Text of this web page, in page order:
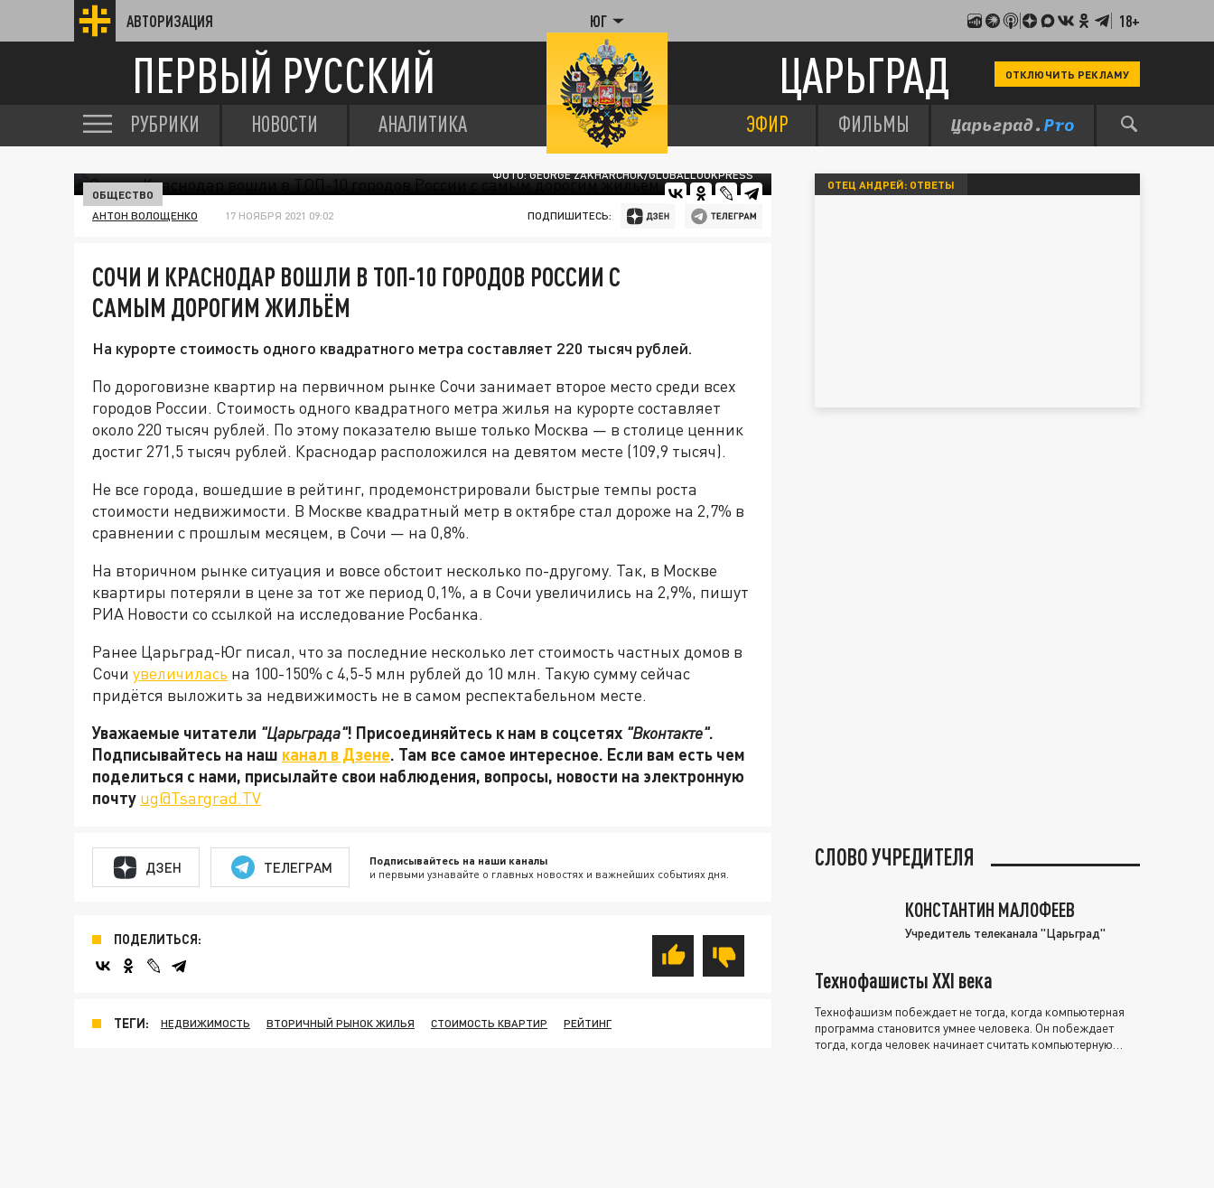
АВТОРИЗАЦИЯ ЮГ 18+
ПЕРВЫЙ РУССКИЙ ЦАРЬГРАД ОТКЛЮЧИТЬ РЕКЛАМУ
РУБРИКИ НОВОСТИ АНАЛИТИКА ЭФИР ФИЛЬМЫ
ФОТО: GEORGE ZAKHARCHUK/GLOBALLOOKPRESS
ОБЩЕСТВО
АНТОН ВОЛОЩЕНКО 17 НОЯБРЯ 2021 09:02 ПОДПИШИТЕСЬ:
СОЧИ И КРАСНОДАР ВОШЛИ В ТОП-10 ГОРОДОВ РОССИИ С
САМЫМ ДОРОГИМ ЖИЛЬЁМ
На курорте стоимость одного квадратного метра составляет 220 тысяч рублей.
По дороговизне квартир на первичном рынке Сочи занимает второе место среди всех
городов России. Стоимость одного квадратного метра жилья на курорте составляет
около 220 тысяч рублей. По этому показателю выше только Москва — в столице ценник
достиг 271,5 тысяч рублей. Краснодар расположился на девятом месте (109,9 тысяч).
Не все города, вошедшие в рейтинг, продемонстрировали быстрые темпы роста
стоимости недвижимости. В Москве квадратный метр в октябре стал дороже на 2,7% в
сравнении с прошлым месяцем, в Сочи — на 0,8%.
На вторичном рынке ситуация и вовсе обстоит несколько по-другому. Так, в Москве
квартиры потеряли в цене за тот же период 0,1%, а в Сочи увеличились на 2,9%, пишут
РИА Новости со ссылкой на исследование Росбанка.
Ранее Царьград-Юг писал, что за последние несколько лет стоимость частных домов в
Сочи увеличилась на 100-150% с 4,5-5 млн рублей до 10 млн. Такую сумму сейчас
придётся выложить за недвижимость не в самом респектабельном месте.
Уважаемые читатели "Царьграда"! Присоединяйтесь к нам в соцсетях "Вконтакте".
Подписывайтесь на наш канал в Дзене. Там все самое интересное. Если вам есть чем
поделиться с нами, присылайте свои наблюдения, вопросы, новости на электронную
почту ug@Tsargrad.TV
ДЗЕН ТЕЛЕГРАМ Подписывайтесь на наши каналы
и первыми узнавайте о главных новостях и важнейших событиях дня.
ПОДЕЛИТЬСЯ:
ТЕГИ: НЕДВИЖИМОСТЬ ВТОРИЧНЫЙ РЫНОК ЖИЛЬЯ СТОИМОСТЬ КВАРТИР РЕЙТИНГ
ОТЕЦ АНДРЕЙ: ОТВЕТЫ
СЛОВО УЧРЕДИТЕЛЯ
КОНСТАНТИН МАЛОФЕЕВ
Учредитель телеканала "Царьград"
Технофашисты XXI века
Технофашизм побеждает не тогда, когда компьютерная
программа становится умнее человека. Он побеждает
тогда, когда человек начинает считать компьютерную